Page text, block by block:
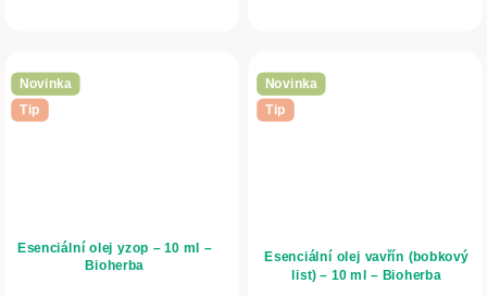
Novinka
Tip
Esenciální olej yzop – 10 ml –
Bioherba
Novinka
Tip
Esenciální olej vavřín (bobkový
list) – 10 ml – Bioherba